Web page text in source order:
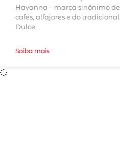
Havanna – marca sinônimo de
cafés, alfajores e do tradicional
Dulce
Saiba mais